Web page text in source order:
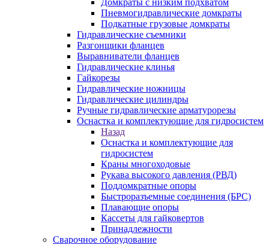
Домкраты с низким подхватом
Пневмогидравлические домкраты
Подкатные грузовые домкраты
Гидравлические съемники
Разгонщики фланцев
Выравниватели фланцев
Гидравлические клинья
Гайкорезы
Гидравлические ножницы
Гидравлические цилиндры
Ручные гидравлические арматурорезы
Оснастка и комплектующие для гидросистем
Назад
Оснастка и комплектующие для
гидросистем
Краны многоходовые
Рукава высокого давления (РВД)
Поддомкратные опоры
Быстроразъемные соединения (БРС)
Плавающие опоры
Кассеты для гайковертов
Принадлежности
Сварочное оборудование